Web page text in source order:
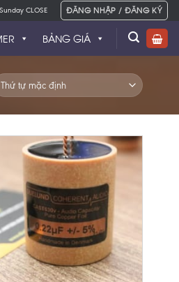
CLOSE ĐĂNG NHẬP / ĐĂNG KÝ
BẢNG GIÁ
+